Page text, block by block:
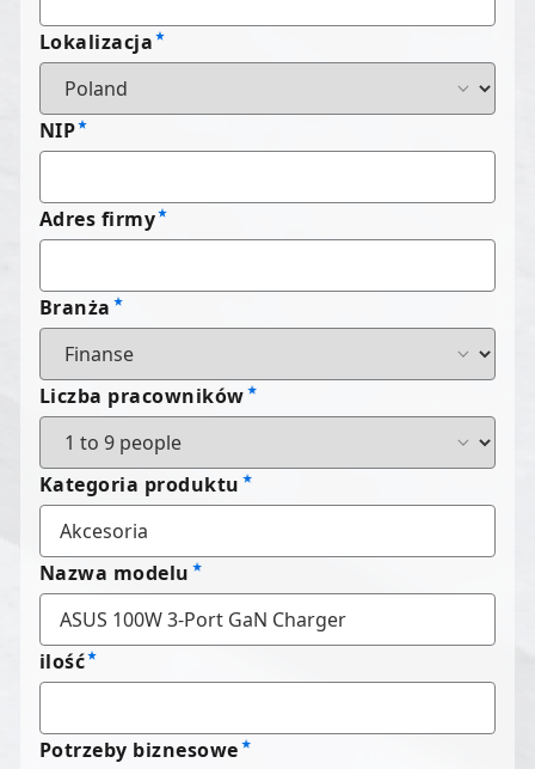
Lokalizacja
NIP
Adres firmy
Branża
Liczba pracowników
Kategoria produktu
Nazwa modelu
ilość
Potrzeby biznesowe